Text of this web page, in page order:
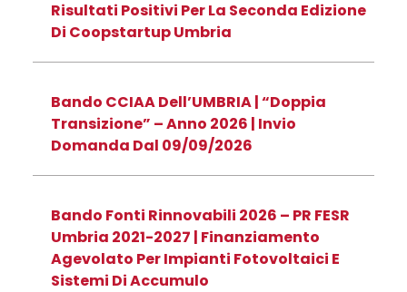
Risultati Positivi Per La Seconda Edizione
Di Coopstartup Umbria
Bando CCIAA Dell’UMBRIA | “Doppia
Transizione” – Anno 2026 | Invio
Domanda Dal 09/09/2026
Bando Fonti Rinnovabili 2026 – PR FESR
Umbria 2021-2027 | Finanziamento
Agevolato Per Impianti Fotovoltaici E
Sistemi Di Accumulo